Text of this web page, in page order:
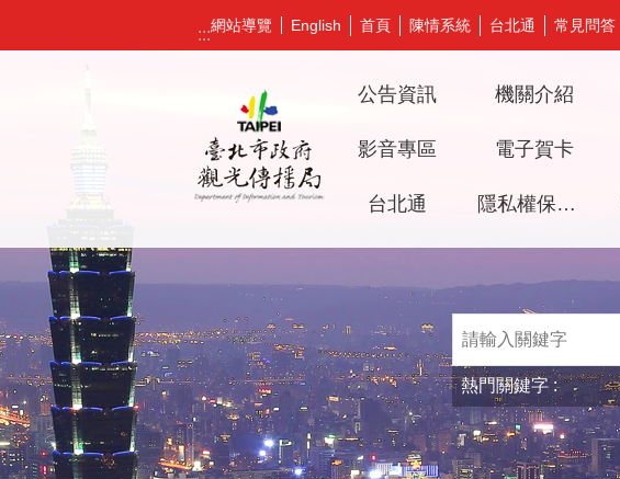
:::
網站導覽 English 首頁 陳情系統 台北通 常見問答
公告資訊 機關介紹
影音專區 電子賀卡
台北通 隱私權保護及資訊安全政策
熱門關鍵字